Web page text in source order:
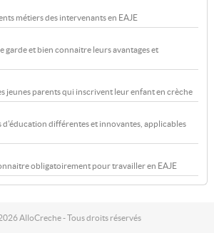
métiers des intervenants en EAJE
garde et bien connaitre leurs avantages et
jeunes parents qui inscrivent leur enfant en crèche
d'éducation différentes et innovantes, applicables
obligatoirement pour travailler en EAJE
AlloCreche - Tous droits réservés